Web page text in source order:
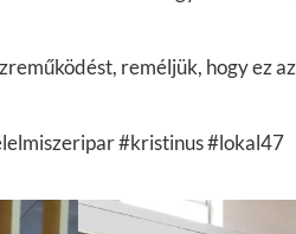
reméljük, hogy ez
#kristinus #lokal47